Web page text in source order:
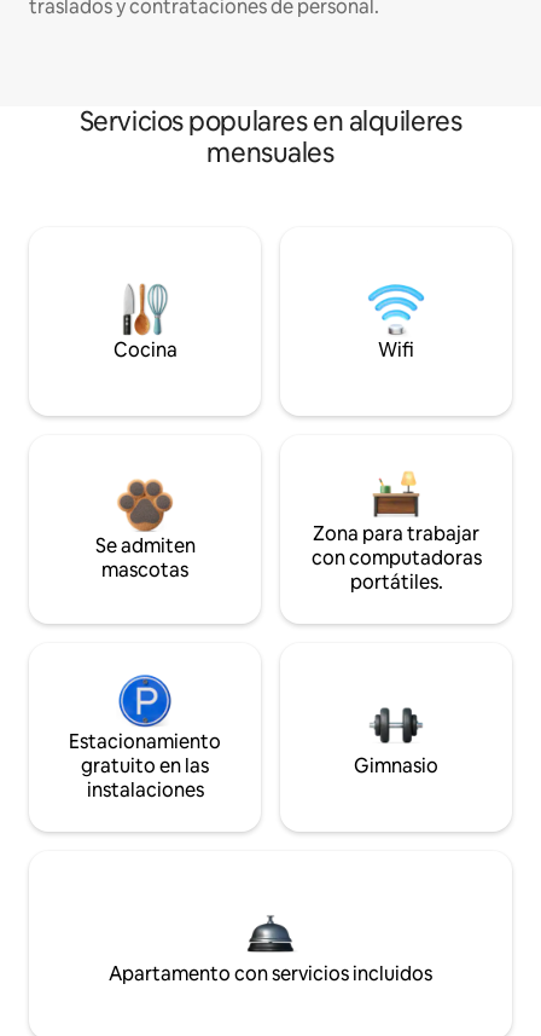
traslados y contrataciones de personal.
Servicios populares en alquileres
mensuales
Cocina Wifi
Se admiten
mascotas
Zona para trabajar
con computadoras
portátiles.
Estacionamiento
gratuito en las
instalaciones
Gimnasio
Apartamento con servicios incluidos